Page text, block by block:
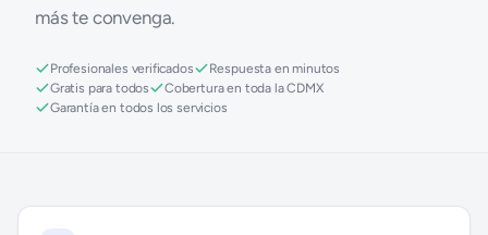
más te convenga.
Profesionales verificados
Respuesta en minutos
Gratis para todos
Cobertura en toda la CDMX
Garantía en todos los servicios
Plomeros disponibles en Benito Juárez (colonia Nápoles)